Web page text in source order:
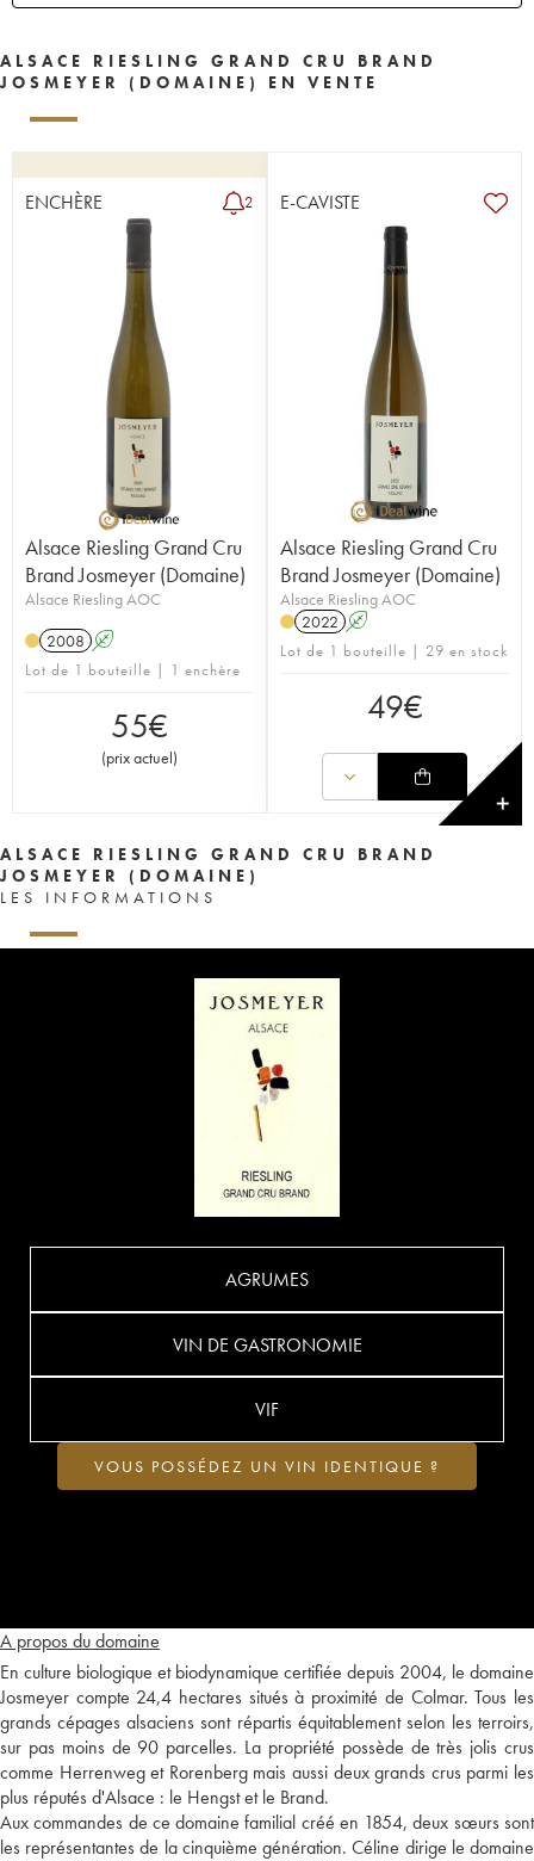
ALSACE RIESLING GRAND CRU BRAND
JOSMEYER (DOMAINE) EN VENTE
ENCHÈRE 2
Alsace Riesling Grand Cru
Brand Josmeyer (Domaine)
Alsace Riesling AOC
2008 A
Lot de 1 bouteille | 1 enchère
55€
(prix actuel)
E-CAVISTE
Alsace Riesling Grand Cru
Brand Josmeyer (Domaine)
Alsace Riesling AOC
2022 A
Lot de 1 bouteille | 29 en stock
49€
✕
ALSACE RIESLING GRAND CRU BRAND
JOSMEYER (DOMAINE)
LES INFORMATIONS
A propos du domaine
En culture biologique et biodynamique certifiée depuis 2004, le domaine
Josmeyer compte 24,4 hectares situés à proximité de Colmar. Tous les
grands cépages alsaciens sont répartis équitablement selon les terroirs,
sur pas moins de 90 parcelles. La propriété possède de très jolis crus
comme Herrenweg et Rorenberg mais aussi deux grands crus parmi les
plus réputés d'Alsace : le Hengst et le Brand.
Aux commandes de ce domaine familial créé en 1854, deux sœurs sont
les représentantes de la cinquième génération. Céline dirige le domaine
AGRUMES
VIN DE GASTRONOMIE
VIF
VOUS POSSÉDEZ UN VIN IDENTIQUE ?